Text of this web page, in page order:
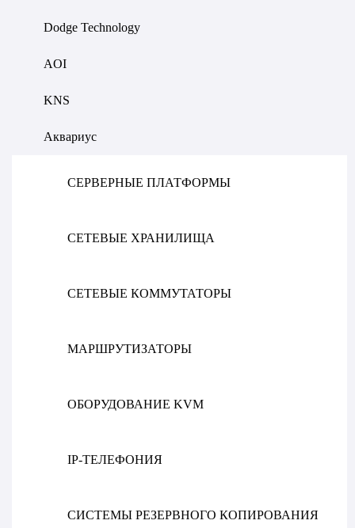
Dodge Technology
AOI
KNS
Аквариус
СЕРВЕРНЫЕ ПЛАТФОРМЫ
СЕТЕВЫЕ ХРАНИЛИЩА
СЕТЕВЫЕ КОММУТАТОРЫ
МАРШРУТИЗАТОРЫ
ОБОРУДОВАНИЕ KVM
IP-ТЕЛЕФОНИЯ
СИСТЕМЫ РЕЗЕРВНОГО КОПИРОВАНИЯ